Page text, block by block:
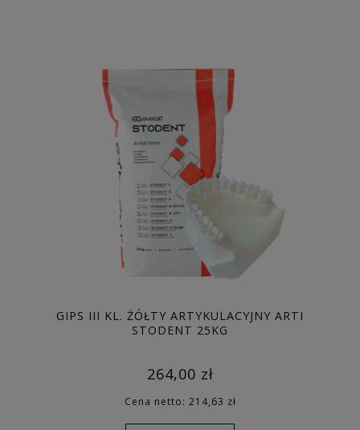
GIPS III KL. ŻÓŁTY ARTYKULACYJNY ARTI
STODENT 25KG
264,00 zł
Cena netto: 214,63 zł